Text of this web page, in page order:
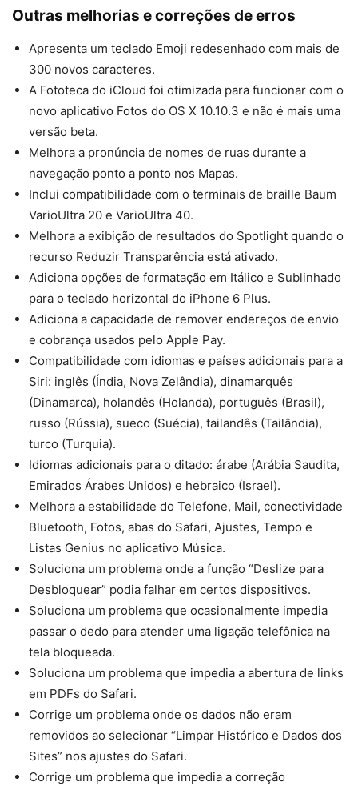
Outras melhorias e correções de erros
Apresenta um teclado Emoji redesenhado com mais de
300 novos caracteres.
A Fototeca do iCloud foi otimizada para funcionar com o
novo aplicativo Fotos do OS X 10.10.3 e não é mais uma
versão beta.
Melhora a pronúncia de nomes de ruas durante a
navegação ponto a ponto nos Mapas.
Inclui compatibilidade com o terminais de braille Baum
VarioUltra 20 e VarioUltra 40.
Melhora a exibição de resultados do Spotlight quando o
recurso Reduzir Transparência está ativado.
Adiciona opções de formatação em Itálico e Sublinhado
para o teclado horizontal do iPhone 6 Plus.
Adiciona a capacidade de remover endereços de envio
e cobrança usados pelo Apple Pay.
Compatibilidade com idiomas e países adicionais para a
Siri: inglês (Índia, Nova Zelândia), dinamarquês
(Dinamarca), holandês (Holanda), português (Brasil),
russo (Rússia), sueco (Suécia), tailandês (Tailândia),
turco (Turquia).
Idiomas adicionais para o ditado: árabe (Arábia Saudita,
Emirados Árabes Unidos) e hebraico (Israel).
Melhora a estabilidade do Telefone, Mail, conectividade
Bluetooth, Fotos, abas do Safari, Ajustes, Tempo e
Listas Genius no aplicativo Música.
Soluciona um problema onde a função “Deslize para
Desbloquear” podia falhar em certos dispositivos.
Soluciona um problema que ocasionalmente impedia
passar o dedo para atender uma ligação telefônica na
tela bloqueada.
Soluciona um problema que impedia a abertura de links
em PDFs do Safari.
Corrige um problema onde os dados não eram
removidos ao selecionar “Limpar Histórico e Dados dos
Sites” nos ajustes do Safari.
Corrige um problema que impedia a correção